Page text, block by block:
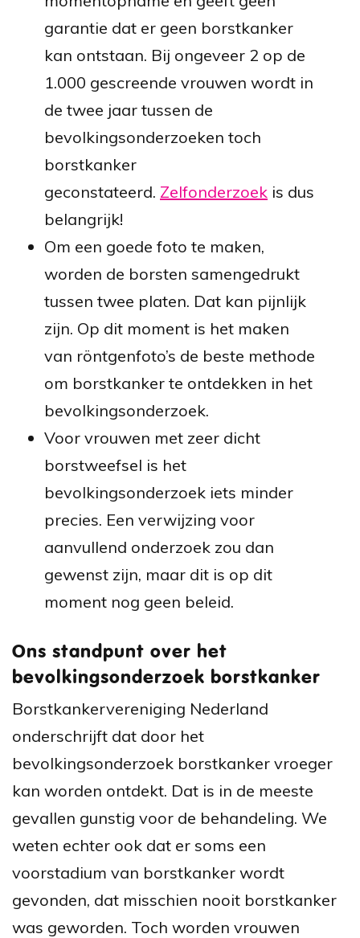
garantie dat er geen borstkanker
kan ontstaan. Bij ongeveer 2 op de
1.000 gescreende vrouwen wordt in
de twee jaar tussen de
bevolkingsonderzoeken toch
borstkanker
geconstateerd. Zelfonderzoek is dus
belangrijk!
Om een goede foto te maken,
worden de borsten samengedrukt
tussen twee platen. Dat kan pijnlijk
zijn. Op dit moment is het maken
van röntgenfoto’s de beste methode
om borstkanker te ontdekken in het
bevolkingsonderzoek.
Voor vrouwen met zeer dicht
borstweefsel is het
bevolkingsonderzoek iets minder
precies. Een verwijzing voor
aanvullend onderzoek zou dan
gewenst zijn, maar dit is op dit
moment nog geen beleid.
Ons standpunt over het
bevolkingsonderzoek borstkanker
Borstkankervereniging Nederland
onderschrijft dat door het
bevolkingsonderzoek borstkanker vroeger
kan worden ontdekt. Dat is in de meeste
gevallen gunstig voor de behandeling. We
weten echter ook dat er soms een
voorstadium van borstkanker wordt
gevonden, dat misschien nooit borstkanker
was geworden. Toch worden vrouwen